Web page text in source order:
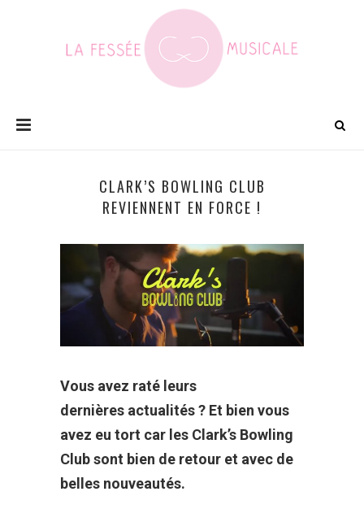
CLARK’S BOWLING CLUB
REVIENNENT EN FORCE !
Vous avez raté leurs
dernières actualités ? Et bien vous
avez eu tort car les Clark’s Bowling
Club sont bien de retour et avec de
belles nouveautés.